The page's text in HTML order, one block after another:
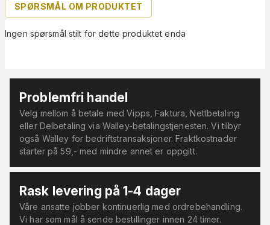
SPØRSMÅL OM PRODUKTET
Ingen spørsmål stilt for dette produktet enda
Problemfri handel
Velg mellom å betale med Vipps, Faktura, Nettbetaling
eller Delbetaling via Walley-betalingstjenesten. Vi tilbyr
også Walley for bedriftstransaksjoner. Fraktkostnader
starter på 59,- med mindre annet er oppgitt.
Rask levering på 1-4 dager
Våre ansatte jobber kontinuerlig med ordrebehandling.
Vi har som mål å sende bestillinger innen 24 timer.